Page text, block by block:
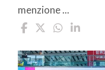
menzione ...